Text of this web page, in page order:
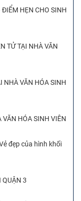
HẸN CHO SINH
TỬ TẠI NHÀ VĂN
NHÀ VĂN HÓA SINH
VĂN HÓA SINH VIÊN
đẹp của hình khối
QUẬN 3